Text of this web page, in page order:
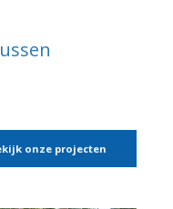
onze projecten